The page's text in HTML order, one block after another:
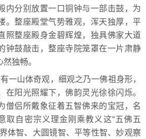
内分别放置一口铜钟与一部击鼓，为
。整座殿堂气势雅观，浑天独厚，平
照整座殿身金碧辉煌，独具佛家大道
钟鼓敲击，整座寺院笼罩在一片肃静
独畅。
山体奇观，细观之乃一佛祖身形，
在阳光照耀下，佛韵灵光徐徐闪烁。
僧侣所戴象征着五智佛来的宝冠，名
取自密宗义理金刚乘教义这“五佛五
体智、大圆镜智、平等性智、妙观察